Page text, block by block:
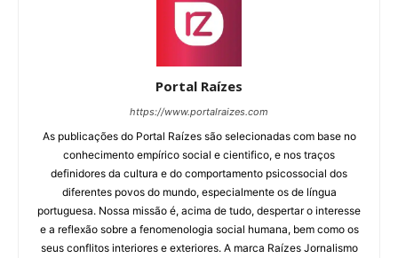
Portal Raízes
https://www.portalraizes.com
As publicações do Portal Raízes são selecionadas com base no
conhecimento empírico social e cientifico, e nos traços
definidores da cultura e do comportamento psicossocial dos
diferentes povos do mundo, especialmente os de língua
portuguesa. Nossa missão é, acima de tudo, despertar o interesse
e a reflexão sobre a fenomenologia social humana, bem como os
seus conflitos interiores e exteriores. A marca Raízes Jornalismo